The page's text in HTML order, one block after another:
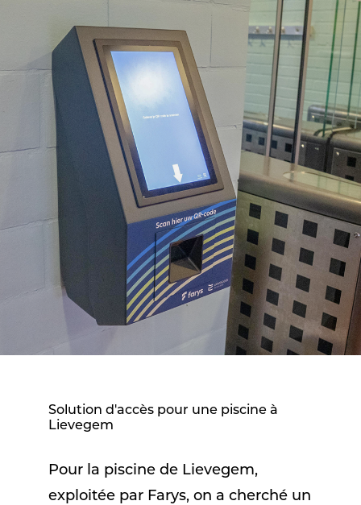
Solution d'accès pour une piscine à
Lievegem
Pour la piscine de Lievegem,
exploitée par Farys, on a cherché un